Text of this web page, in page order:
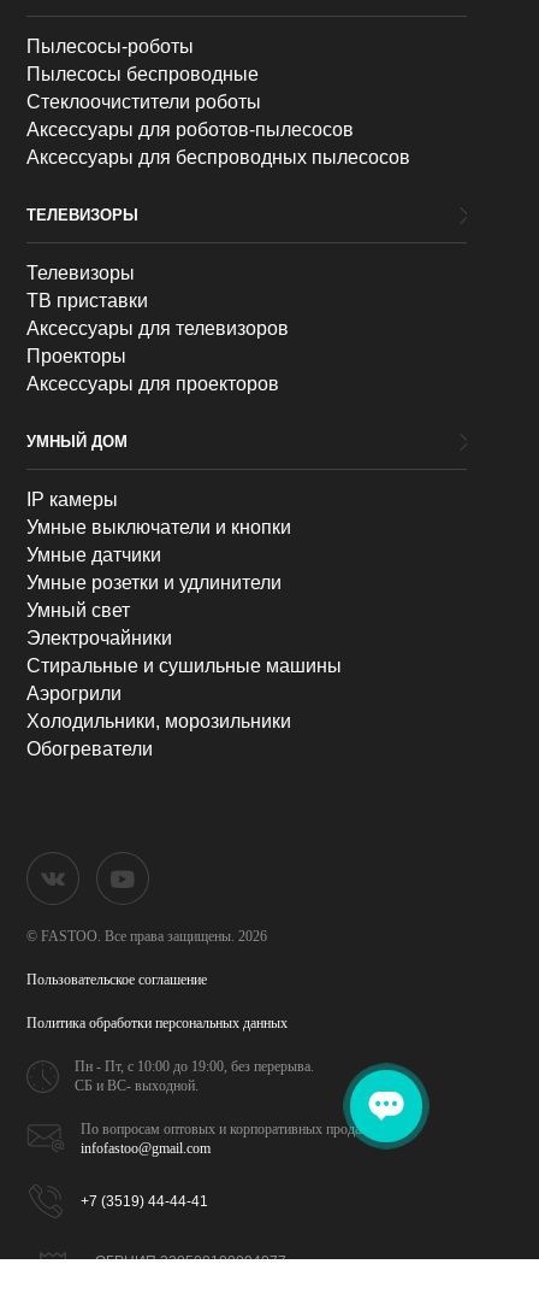
Пылесосы-роботы
Пылесосы беспроводные
Стеклоочистители роботы
Аксессуары для роботов-пылесосов
Аксессуары для беспроводных пылесосов
ТЕЛЕВИЗОРЫ
Телевизоры
ТВ приставки
Аксессуары для телевизоров
Проекторы
Аксессуары для проекторов
УМНЫЙ ДОМ
IP камеры
Умные выключатели и кнопки
Умные датчики
Умные розетки и удлинители
Умный свет
Электрочайники
Стиральные и сушильные машины
Аэрогрили
Холодильники, морозильники
Обогреватели
© FASTOO. Все права защищены. 2026
Пользовательское соглашение
Политика обработкиперсональных данных
Пн - Пт, с 10:00 до 19:00,без перерыва.
СБ и ВС- выходной.
По вопросам оптовых икорпоративных продаж
infofastoo@gmail.com
+7 (3519) 44-44-41
ОГРНИП 320508100094077